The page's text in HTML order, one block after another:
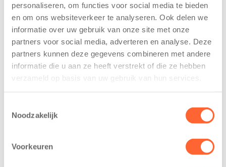
personaliseren, om functies voor social media te bieden
en om ons websiteverkeer te analyseren. Ook delen we
informatie over uw gebruik van onze site met onze
partners voor social media, adverteren en analyse. Deze
partners kunnen deze gegevens combineren met andere
informatie die u aan ze heeft verstrekt of die ze hebben
verzameld op basis van uw gebruik van hun services.
Noodzakelijk
Voorkeuren
Kinderen BSO
De
Westerburcht
trainen alvast
voor Kids First
Mini 4 Mijl
7 augustus 2026
2026 – Kinderen
van BSO De
Eelde trainden
Kids First
tekent
koopcontract
voor nieuw
kindcentrum in
wijk Wiarda in
Leeuwarden
11 juni 2026